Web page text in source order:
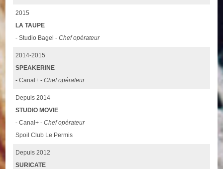
2015
LA TAUPE
- Studio Bagel -Chef opérateur
2014-2015
SPEAKERINE
- Canal+ -Chef opérateur
Depuis 2014
STUDIO MOVIE
- Canal+ -Chef opérateur
Spoil Club Le Permis
Depuis 2012
SURICATE